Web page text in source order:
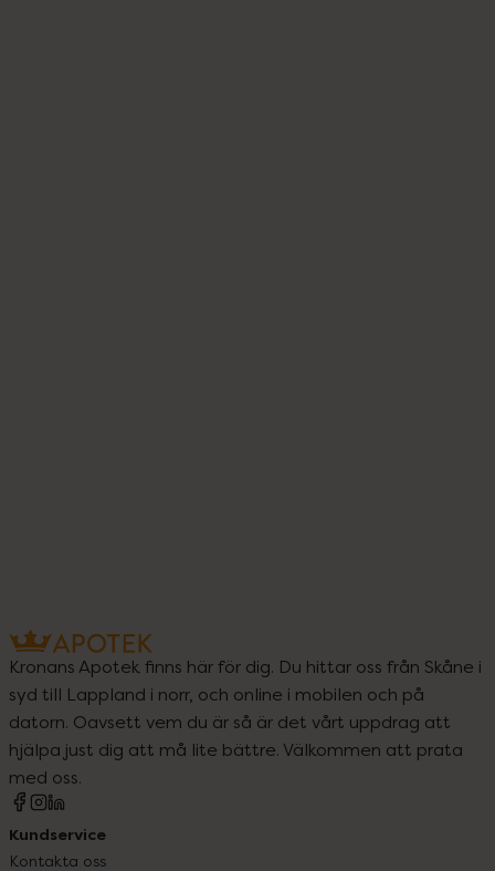
Kronans Apotek finns här för dig. Du hittar oss från Skåne i
syd till Lappland i norr, och online i mobilen och på
datorn. Oavsett vem du är så är det vårt uppdrag att
hjälpa just dig att må lite bättre. Välkommen att prata
med oss.
Kundservice
Kontakta oss